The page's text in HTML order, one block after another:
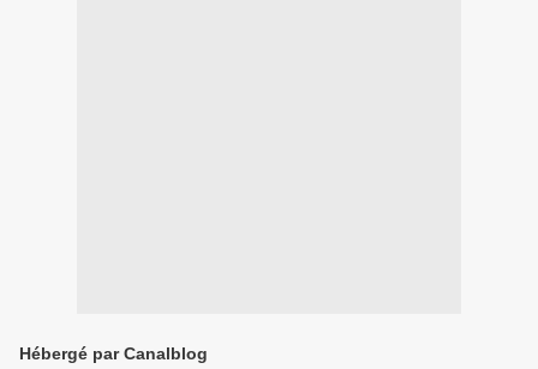
Hébergé par Canalblog